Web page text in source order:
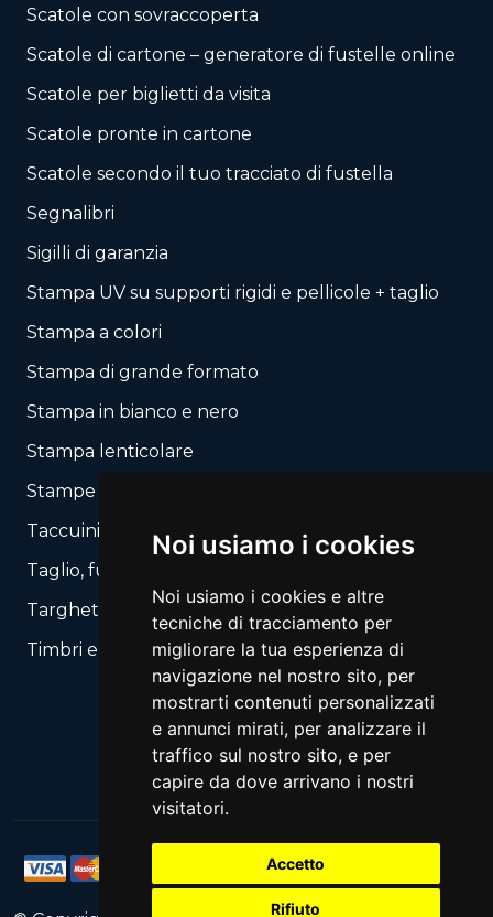
Noi usiamo i cookies
Noi usiamo i cookies e altre
tecniche di tracciamento per
migliorare la tua esperienza di
navigazione nel nostro sito, per
mostrarti contenuti personalizzati
e annunci mirati, per analizzare il
traffico sul nostro sito, e per
capire da dove arrivano i nostri
visitatori.
Accetto
Rifiuto
Scatole con sovraccoperta
Scatole di cartone – generatore di fustelle online
Scatole per biglietti da visita
Scatole pronte in cartone
Scatole secondo il tuo tracciato di fustella
Segnalibri
Sigilli di garanzia
Stampa UV su supporti rigidi e pellicole + taglio
Stampa a colori
Stampa di grande formato
Stampa in bianco e nero
Stampa lenticolare
Stampe autocopianti
Taccuini / Blocchi
Taglio, fustellatura secondo il tuo layout
Targhette, Segnali
Timbri e Automati